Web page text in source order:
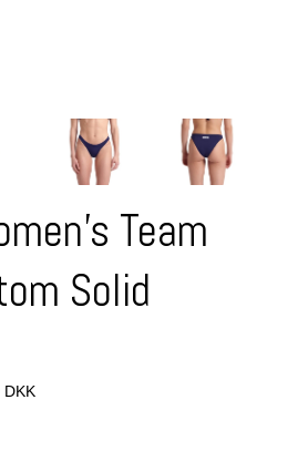
Team
Solid
DKK